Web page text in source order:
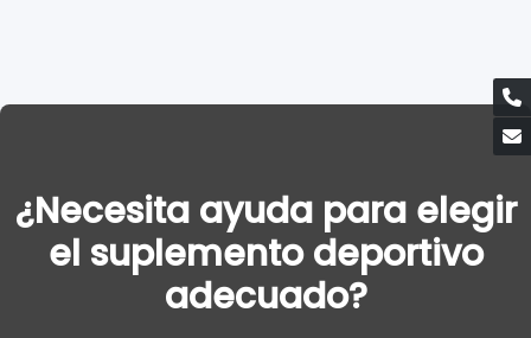
¿Necesita ayuda para elegir
el suplemento deportivo
adecuado?